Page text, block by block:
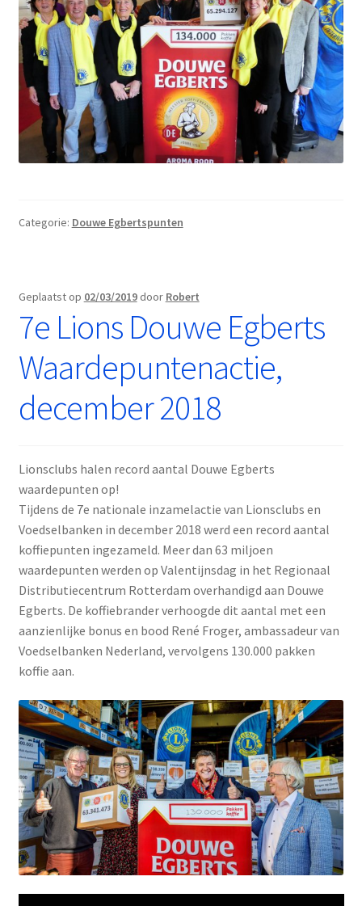
Categorie: Douwe Egbertspunten
Geplaatst op 02/03/2019 door Robert
7e Lions Douwe Egberts
Waardepuntenactie,
december 2018
Lionsclubs halen record aantal Douwe Egberts
waardepunten op!
Tijdens de 7e nationale inzamelactie van Lionsclubs en
Voedselbanken in december 2018 werd een record aantal
koffiepunten ingezameld. Meer dan 63 miljoen
waardepunten werden op Valentijnsdag in het Regionaal
Distributiecentrum Rotterdam overhandigd aan Douwe
Egberts. De koffiebrander verhoogde dit aantal met een
aanzienlijke bonus en bood René Froger, ambassadeur van
Voedselbanken Nederland, vervolgens 130.000 pakken
koffie aan.